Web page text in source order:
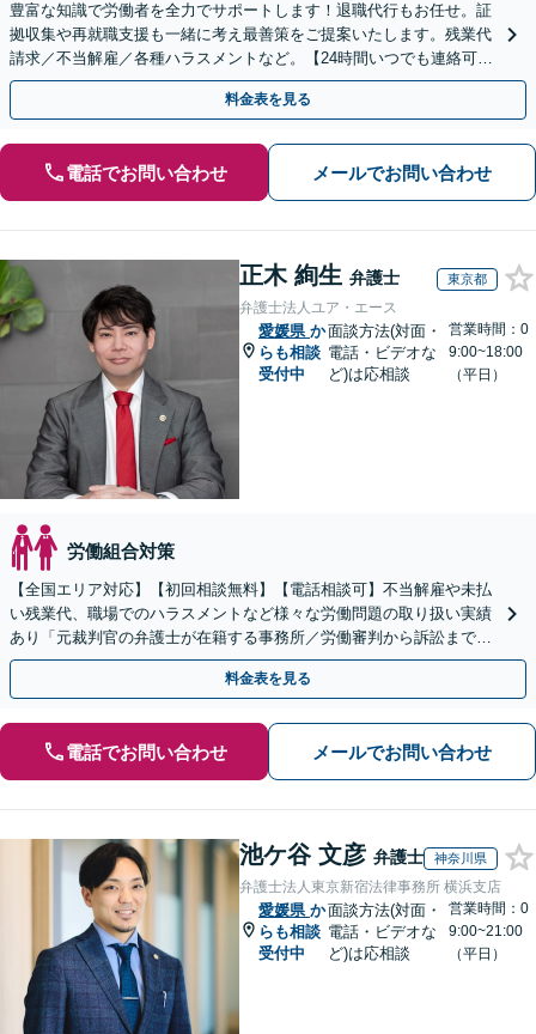
豊富な知識で労働者を全力でサポートします！退職代行もお任せ。証
拠収集や再就職支援も一緒に考え最善策をご提案いたします。残業代
請求／不当解雇／各種ハラスメントなど。【24時間いつでも連絡可】
【完全個室対応】【子連れ相談可】
料金表を見る
電話でお問い合わせ メールでお問い合わせ
正木 絢生 弁護士 東京都
弁護士法人ユア・エース
愛媛県 か
らも相談
受付中
面談方法(対面・
電話・ビデオな
ど)は応相談
営業時間：0
9:00~18:00
（平日）
労働組合対策
【全国エリア対応】【初回相談無料】【電話相談可】不当解雇や未払
い残業代、職場でのハラスメントなど様々な労働問題の取り扱い実績
あり「元裁判官の弁護士が在籍する事務所／労働審判から訴訟まで、
裁判官経験を活かした最適な戦略を立案」
料金表を見る
電話でお問い合わせ メールでお問い合わせ
池ケ谷 文彦 弁護士 神奈川県
弁護士法人東京新宿法律事務所 横浜支店
愛媛県 か
らも相談
受付中
面談方法(対面・
電話・ビデオな
ど)は応相談
営業時間：0
9:00~21:00
（平日）